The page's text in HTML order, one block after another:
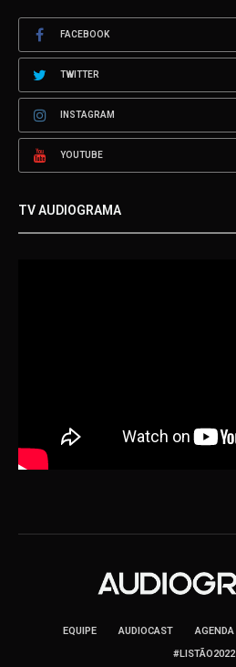
FACEBOOK
TWITTER
INSTAGRAM
YOUTUBE
TV AUDIOGRAMA
EQUIPE AUDIOCAST AGENDA
#LISTÃO2022